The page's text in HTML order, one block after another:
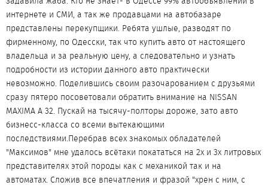
интернете и СМИ, а так же продавцами на автобазаре
представлены перекупщики. Ребята ушлые, разводят по
фирменному, по Одесски, так что купить авто от настоящего
владельца и за реальную цену, а следовательно и узнать
подробности из истории данного авто практически
невозможно. Поделившись своим разочарованием с друзьями
сразу пятеро посоветовали обратить внимание на NISSAN
MAXIMA A 32. Пускай на тысячу-полторы дороже, зато авто
бизнесс-класса со всеми вытекающими
последствиями.Перебрав всех знакомых обладателей
"Максимов" мне удалось всётаки покататься на 2х и 3х литровых
представителях этой породы как с механикой так и на
автоматах. Сложив все впечатления и фразой "хрен с ним, с